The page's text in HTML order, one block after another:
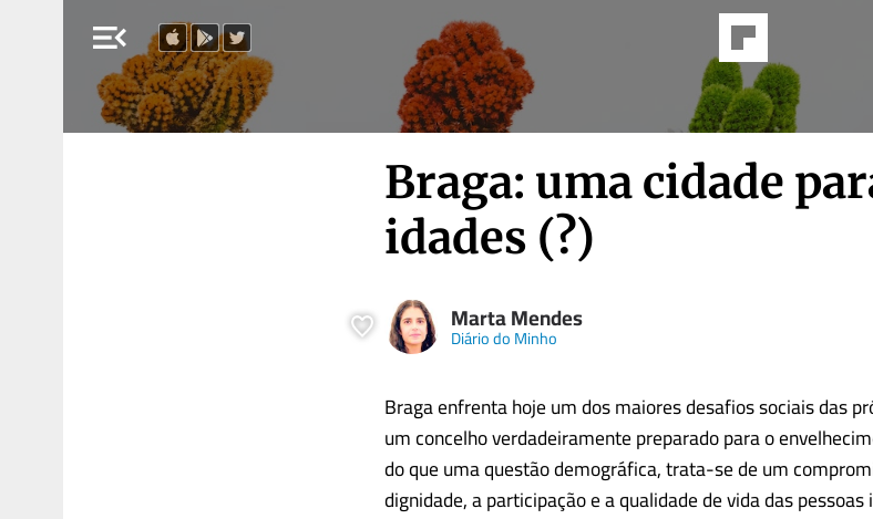
menu_open
Braga: uma cidade
idades (?)
Marta Mendes
Diário do Minho
Braga enfrenta hoje um dos maiores desafios sociais das
um concelho verdadeiramente preparado para o
do que uma questão demográfica, trata-se de um
dignidade, a participação e a qualidade de vida das pessoas